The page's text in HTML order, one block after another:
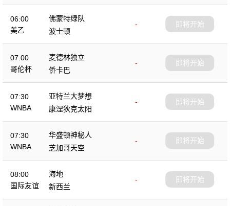
06:00
美乙
佛蒙特绿队
-
波士顿
即将开始
07:00
哥伦杯
麦德林独立
-
侨卡巴
即将开始
07:30
WNBA
亚特兰大梦想
-
康涅狄克太阳
即将开始
07:30
WNBA
华盛顿神秘人
-
芝加哥天空
即将开始
08:00
国际友谊
海地
-
新西兰
即将开始